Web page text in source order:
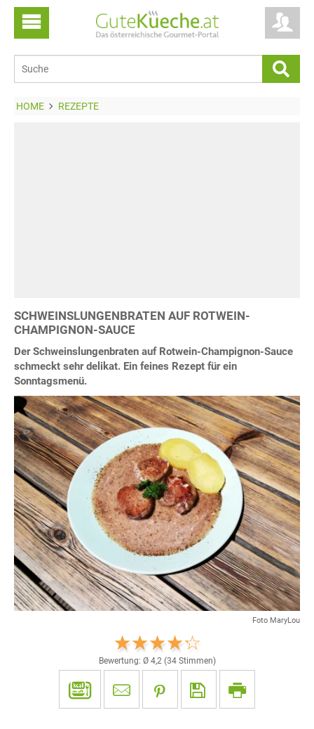
HOME REZEPTE
SCHWEINSLUNGENBRATEN AUF ROTWEIN-
CHAMPIGNON-SAUCE
Der Schweinslungenbraten auf Rotwein-Champignon-Sauce
schmeckt sehr delikat. Ein feines Rezept für ein
Sonntagsmenü.
Foto MaryLou
Bewertung: Ø 4,2(34Stimmen)